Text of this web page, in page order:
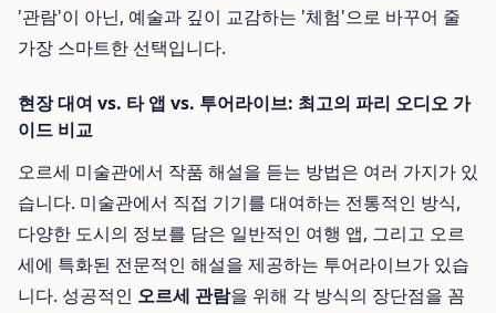
'관람'이 아닌, 예술과 깊이 교감하는 '체험'으로 바꾸어 줄
가장 스마트한 선택입니다.
현장 대여 vs. 타 앱 vs. 투어라이브: 최고의 파리 오디오 가
이드 비교
오르세 미술관에서 작품 해설을 듣는 방법은 여러 가지가 있
습니다. 미술관에서 직접 기기를 대여하는 전통적인 방식,
다양한 도시의 정보를 담은 일반적인 여행 앱, 그리고 오르
세에 특화된 전문적인 해설을 제공하는 투어라이브가 있습
니다. 성공적인 오르세 관람을 위해 각 방식의 장단점을 꼼